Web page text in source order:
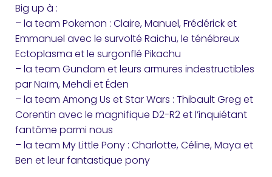
Big up à :
– la team Pokemon : Claire, Manuel, Frédérick et
Emmanuel avec le survolté Raichu, le ténébreux
Ectoplasma et le surgonflé Pikachu
– la team Gundam et leurs armures indestructibles
par Naïm, Mehdi et Éden
– la team Among Us et Star Wars : Thibault Greg et
Corentin avec le magnifique D2-R2 et l’inquiétant
fantôme parmi nous
– la team My Little Pony : Charlotte, Céline, Maya et
Ben et leur fantastique pony